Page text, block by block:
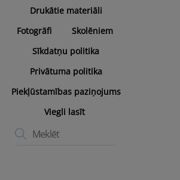
Drukātie materiāli
Fotogrāfi
Skolēniem
Sīkdatņu politika
Privātuma politika
Piekļūstamības paziņojums
Viegli lasīt